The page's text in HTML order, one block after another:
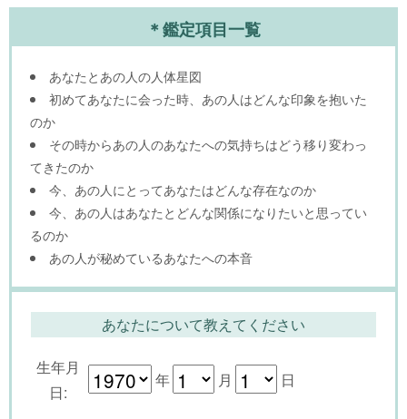
＊鑑定項目一覧
あなたとあの人の人体星図
初めてあなたに会った時、あの人はどんな印象を抱いた
のか
その時からあの人のあなたへの気持ちはどう移り変わっ
てきたのか
今、あの人にとってあなたはどんな存在なのか
今、あの人はあなたとどんな関係になりたいと思ってい
るのか
あの人が秘めているあなたへの本音
あなたについて教えてください
生年月
日:
年 月 日